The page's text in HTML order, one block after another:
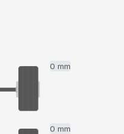
0 mm
0 mm